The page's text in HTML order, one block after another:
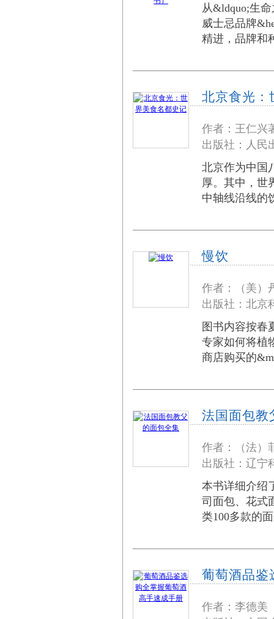
从&ldquo;生
威士忌品牌
精进，品牌和
北京食光：
作者：王仁兴
出版社：人
北京作为中国
厚。其中，世
中轴线沿线的
慢饮
作者：（美）
出版社：北
图书内容按春
专家如何将植
商店购买的
法国面包教
作者：（法）
出版社：辽
本书详细介绍
司面包、花式
类100多款的
葡萄酒品鉴
作者：李德美